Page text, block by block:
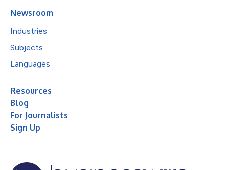
Newsroom
Industries
Subjects
Languages
Resources
Blog
For Journalists
Sign Up